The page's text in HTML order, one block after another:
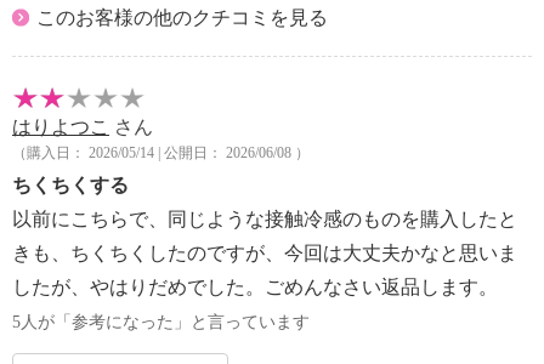
このお客様の他のクチコミを見る
はりよつこ さん
（購入日： 2026/05/14 | 公開日： 2026/06/08 ）
ちくちくする
以前にこちらで、同じような接触冷感のものを購入したと
きも、ちくちくしたのですが、今回は大丈夫かなと思いま
したが、やはりだめでした。ごめんなさい返品します。
5人が「参考になった」と言っています